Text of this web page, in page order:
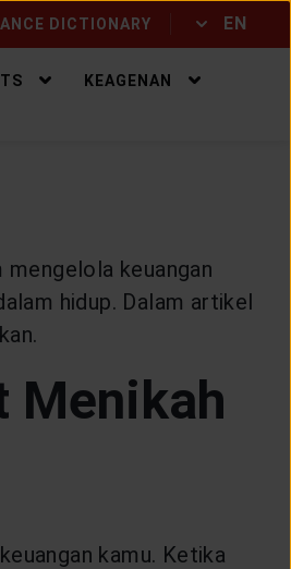
DICTIONARY EN
KEAGENAN
keuangan
hidup. Dalam artikel
Menikah
kamu. Ketika
ID EN